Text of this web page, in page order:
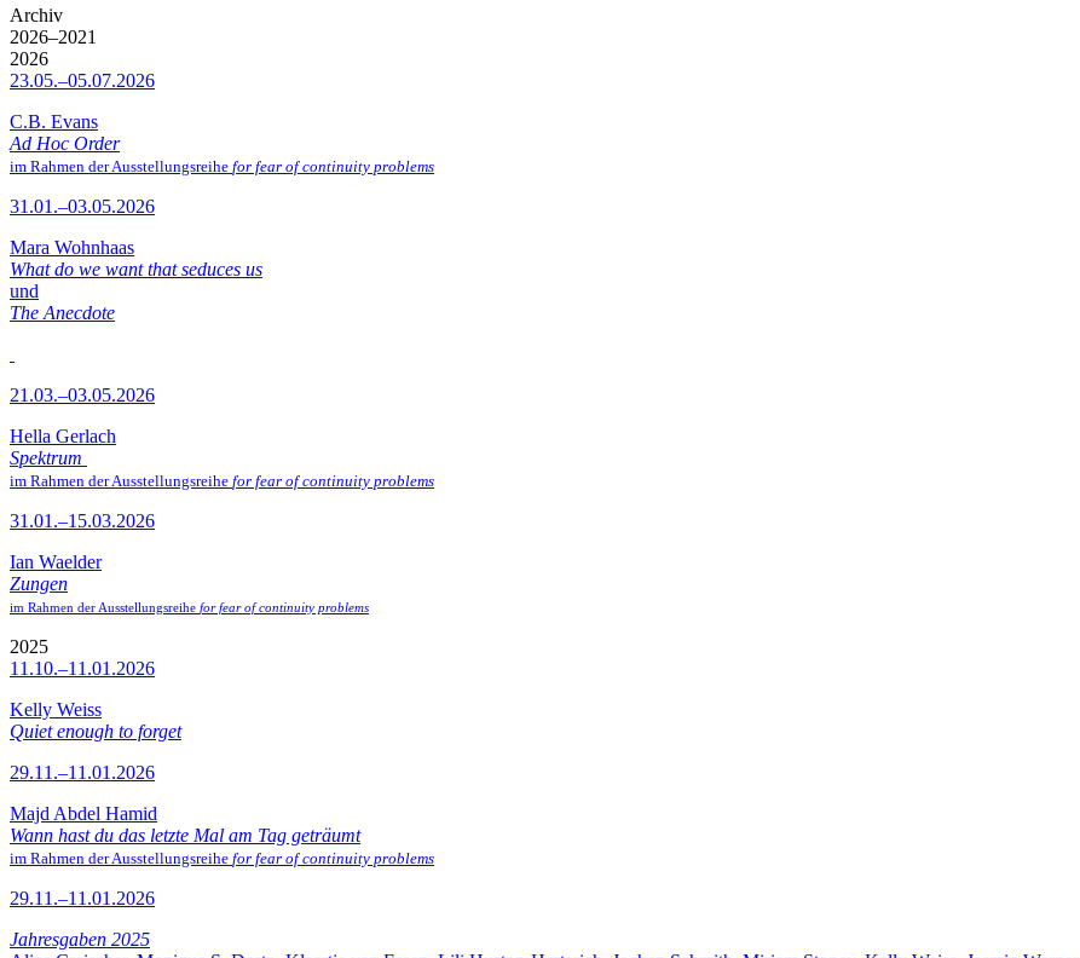
Archiv
2026–2021
2026
23.05.–05.07.2026
C.B. Evans
Ad Hoc Order
im Rahmen der Ausstellungsreihe for fear of continuity problems
31.01.–03.05.2026
Mara Wohnhaas
What do we want that seduces us
und
The Anecdote
21.03.–03.05.2026
Hella Gerlach
Spektrum
im Rahmen der Ausstellungsreihe for fear of continuity problems
31.01.–15.03.2026
Ian Waelder
Zungen
im Rahmen der Ausstellungsreihe for fear of continuity problems
2025
11.10.–11.01.2026
Kelly Weiss
Quiet enough to forget
29.11.–11.01.2026
Majd Abdel Hamid
Wann hast du das letzte Mal am Tag geträumt
im Rahmen der Ausstellungsreihe for fear of continuity problems
29.11.–11.01.2026
Jahresgaben 2025